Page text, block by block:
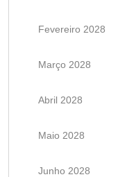
Fevereiro 2028
Março 2028
Abril 2028
Maio 2028
Junho 2028